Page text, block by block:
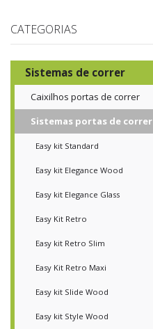
CATEGORIAS
Sistemas de correr
Caixilhos portas de correr
Sistemas portas de correr
Easy kit Standard
Easy kit Elegance Wood
Easy kit Elegance Glass
Easy Kit Retro
Easy kit Retro Slim
Easy Kit Retro Maxi
Easy kit Slide Wood
Easy kit Style Wood